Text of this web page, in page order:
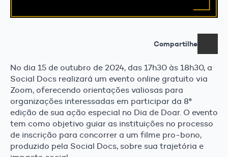
Compartilhe
No dia 15 de outubro de 2024, das 17h30 às 18h30, a
Social Docs realizará um evento online gratuito via
Zoom, oferecendo orientações valiosas para
organizações interessadas em participar da 8ª
edição de sua ação especial no Dia de Doar. O evento
tem como objetivo guiar as instituições no processo
de inscrição para concorrer a um filme pro-bono,
produzido pela Social Docs, sobre sua trajetória e